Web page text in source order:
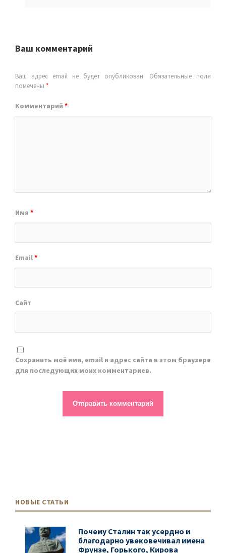
Ваш комментарий
Ваш адрес email не будет опубликован.
Обязательные поля
помечены *
Комментарий *
Имя *
Email*
Сайт
Сохранить моё имя, email и адрес сайта в этом браузере
для последующих моих комментариев.
НОВЫЕ СТАТЬИ
Почему Сталин так усердно и
благодарно увековечивал имена
Фрунзе, Горького, Кирова